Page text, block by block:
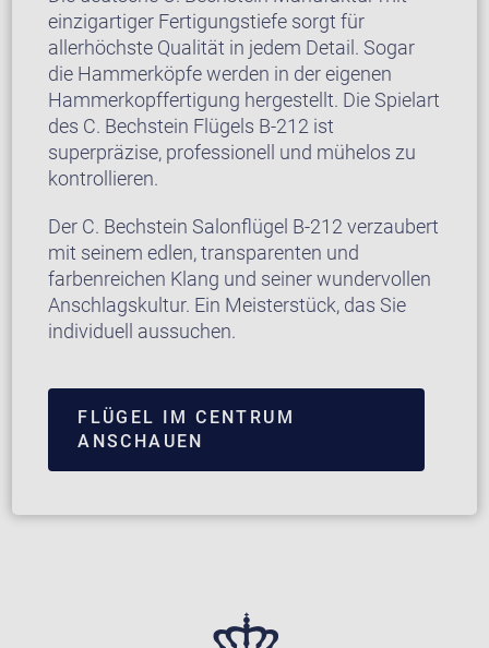
einzigartiger Fertigungstiefe sorgt für
allerhöchste Qualität in jedem Detail. Sogar
die Hammerköpfe werden in der eigenen
Hammerkopffertigung hergestellt. Die Spielart
des C. Bechstein Flügels B-212 ist
superpräzise, professionell und mühelos zu
kontrollieren.
Der C. Bechstein Salonflügel B-212 verzaubert
mit seinem edlen, transparenten und
farbenreichen Klang und seiner wundervollen
Anschlagskultur. Ein Meisterstück, das Sie
individuell aussuchen.
FLÜGEL IM CENTRUM
ANSCHAUEN